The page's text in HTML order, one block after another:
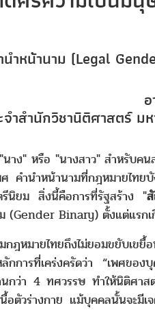
ำหน้านาม (Legal
จำสำนักวิชานิติศาสตร์ ม
าง" หรือ "นางสาว" สำหรับค
ศ คำนำหน้านามที่กฎหมายไท
รีนิยม สิ่งนี้คือการที่รัฐสร้าง "
Binary) ตั้งแต่แรกเกิ
หมายไทยถึงไม่ยอมขยับเขยื้
ารที่เคร่งครัดว่า “เพศของบุ
นกว่า 4 ทศวรรษ ทำให้นิติศา
วร่างกาย แม้บุคคลนั้นจะมีเจ